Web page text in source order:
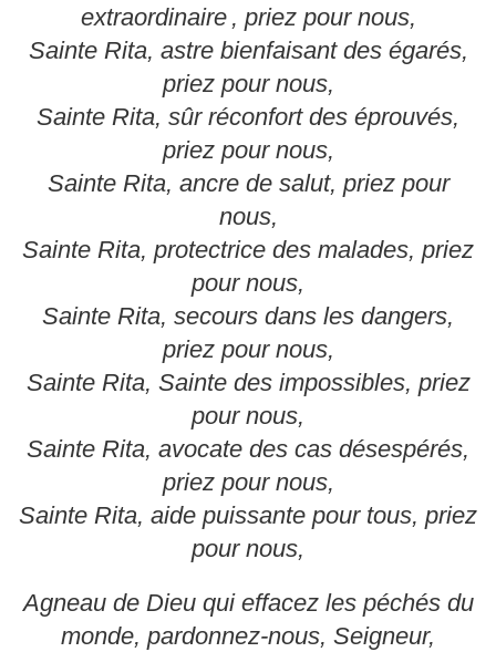
extraordinaire , priez pour nous,
Sainte Rita, astre bienfaisant des égarés,
priez pour nous,
Sainte Rita, sûr réconfort des éprouvés,
priez pour nous,
Sainte Rita, ancre de salut, priez pour
nous,
Sainte Rita, protectrice des malades, priez
pour nous,
Sainte Rita, secours dans les dangers,
priez pour nous,
Sainte Rita, Sainte des impossibles, priez
pour nous,
Sainte Rita, avocate des cas désespérés,
priez pour nous,
Sainte Rita, aide puissante pour tous, priez
pour nous,
Agneau de Dieu qui effacez les péchés du
monde, pardonnez-nous, Seigneur,